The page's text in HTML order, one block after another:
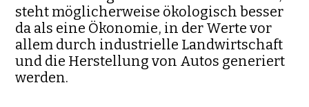
steht möglicherweise ökologisch besser
da als eine Öko­nomie, in der Werte vor
allem durch industrielle Landwirtschaft
und die Herstel­lung von Autos generiert
werden.